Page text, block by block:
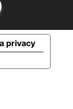
privacy